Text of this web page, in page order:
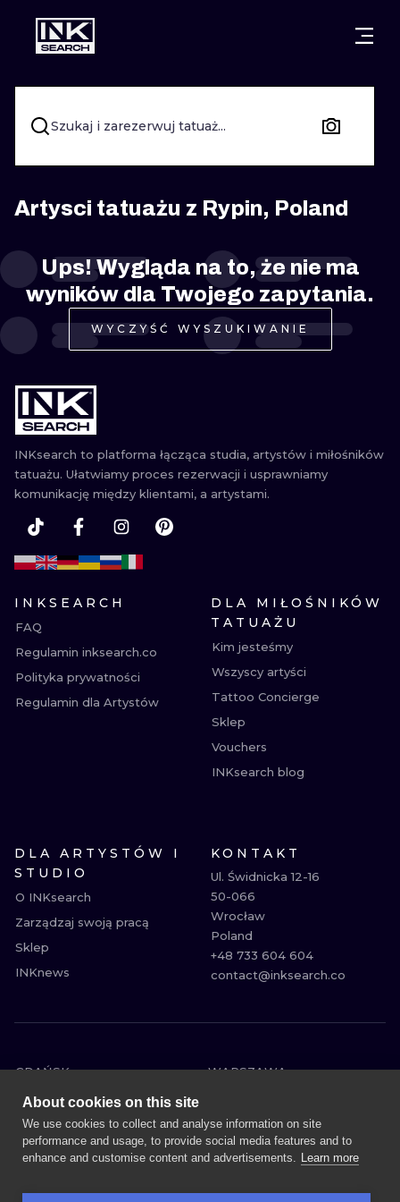
MIASTA GDAŃSK
WARSZAWA POZNAŃ
KRAKÓW KATOWICE
WROCŁAW ŁÓDŹ
AMSTERDAM EDYNBURG
PRAGA LONDYN
STYLE
KALIGRAFIA
NEW
TRIBAL
RYCINOWE
Szukaj i zarezerwuj tatuaż...
Artysci tatuażu z Rypin, Poland
Ups! Wygląda na to, że nie ma
wyników dla Twojego zapytania.
WYCZYŚĆ WYSZUKIWANIE
INKsearch to platforma łącząca studia, artystów i miłośników
tatuażu. Ułatwiamy proces rezerwacji i usprawniamy
komunikację między klientami, a artystami.
INKSEARCH
FAQ
Regulamin inksearch.co
Polityka prywatności
Regulamin dla Artystów
DLA MIŁOŚNIKÓW
TATUAŻU
Kim jesteśmy
Wszyscy artyści
Tattoo Concierge
Sklep
Vouchers
INKsearch blog
DLA ARTYSTÓW I
STUDIO
O INKsearch
Zarządzaj swoją pracą
Sklep
INKnews
KONTAKT
Ul. Świdnicka 12-16
50-066
Wrocław
Poland
+48 733 604 604
contact@inksearch.co
GDAŃSK
WARSZAWA
POZNAŃ
KATOWICE
WROCŁAW
ŁÓDŹ
BERLIN
EDYNBURG
PRAGA
About cookies on this site
We use cookies to collect and analyse information on site
performance and usage, to provide social media features and to
enhance and customise content and advertisements. Learn more